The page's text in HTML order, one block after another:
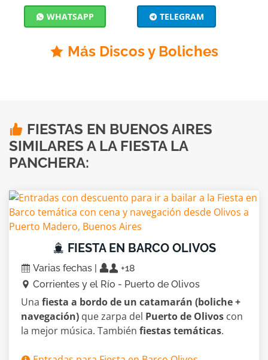
WHATSAPP TELEGRAM
Más Discos y Boliches
FIESTAS EN BUENOS AIRES
SIMILARES A LA FIESTA LA
PANCHERA:
FIESTA EN BARCO OLIVOS
Varias fechas |
+18
Corrientes y el Río - Puerto de Olivos
Una fiesta a bordo de un catamarán (boliche +
navegación) que zarpa del Puerto de Olivos con
la mejor música. También fiestas temáticas.